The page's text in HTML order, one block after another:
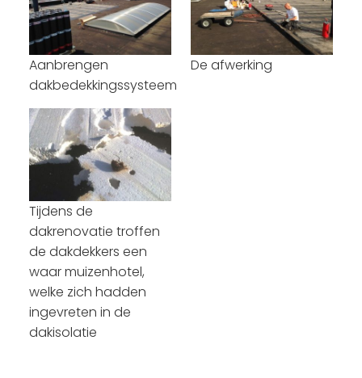
Aanbrengen
dakbedekkingssysteem
De afwerking
Tijdens de
dakrenovatie troffen
de dakdekkers een
waar muizenhotel,
welke zich hadden
ingevreten in de
dakisolatie